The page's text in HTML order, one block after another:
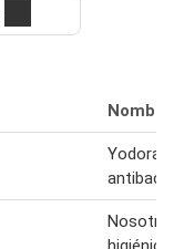
Nombre
Yodora